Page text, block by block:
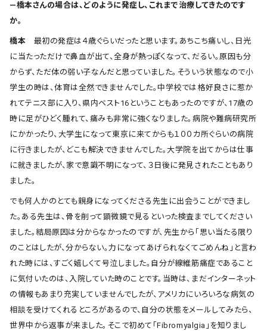
―橋本さんの場合は、どのように発症し、これまで治療してきたのです
か。
橋本 最初の発症は４歳ぐらいだったと思います。あちこち痛いし、日光
に当たっただけで鼻血が出て、全身が熱っぽくなって、だるい。原因も分
からず、ただ体の弱い子なんだと思っていました。そういう状態なので小
学生の時は、体育は全然できませんでした。中学校では格好良さに惹か
れてテニス部に入り、県内ベスト16ということもあったのですが、17歳の
時に足がひどく腫れて、痛みも非常に強くなりました。病院や難病研究所
にかかったり、大学生になって東京に来てからも１００カ所ぐらいの病院
に行きましたが、どこも解決できませんでした。大学院を出てからは仕事
に就きましたが、家で意識不明になって、３日後に発見されたこともあり
ました。
でも何人かのとても親身になってくださる先生に出会うことができまし
た。ある先生は、骨を削って顕微鏡で見るといった検査までしてください
ました。結局原因は分からなかったのですが、先生から「思い当たる限り
のことはしたが、分からない。力になってあげられなくてごめんね」と言わ
れた時には、すごく嬉しくて号泣しました。自分が線維筋痛症であること
に気付いたのは、入院していた時のことです。当時は、まだインターネット
の情報もあまり充実していませんでしたが、アメリカにいろいろな病気の
相談を受けてくれるところがあるので、自分の状態をメールしてみたら、
世界中から返事が来ました。そこで初めて「Fibromyalgia」を知りまし